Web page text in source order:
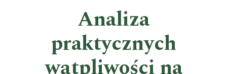
Analiza
praktycznych